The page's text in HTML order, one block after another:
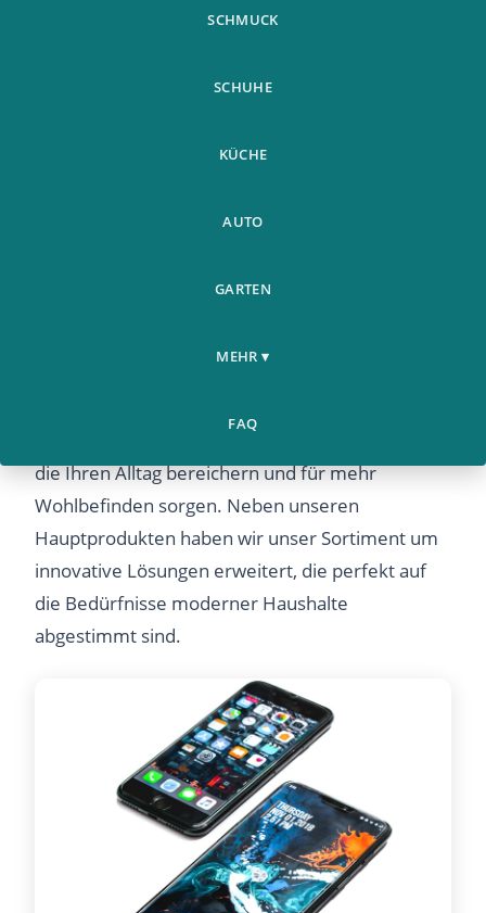
SCHMUCK
SCHUHE
KÜCHE
AUTO
GARTEN
MEHR ▾
FAQ
die Ihren Alltag bereichern und für mehr
Wohlbefinden sorgen. Neben unseren
Hauptprodukten haben wir unser Sortiment um
innovative Lösungen erweitert, die perfekt auf
die Bedürfnisse moderner Haushalte
abgestimmt sind.